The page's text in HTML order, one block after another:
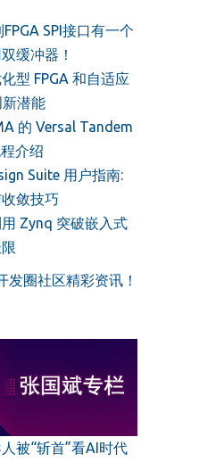
SPI接口有一个
缓冲器！
型 FPGA 和自适应
新潜能
的 Versal Tandem
介绍
Suite 用户指南:
敛技巧
Zynq 突破嵌入式
发圈社区精彩资讯！
被“斩首”看AI时代